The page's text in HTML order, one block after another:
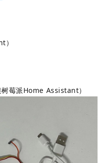
莓派Home Assistant）